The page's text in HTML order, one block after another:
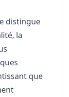
distingue
la
que